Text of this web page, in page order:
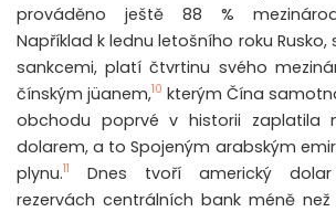
prováděno ještě 88 %
Například k lednu letošního roku
sankcemi, platí čtvrtinu svého
čínským jüanem,10 kterým Čína
obchodu poprvé v historii zaplatila
dolarem, a to Spojeným arabským
plynu.11
Dnes tvoří americký
rezervách centrálních bank méně